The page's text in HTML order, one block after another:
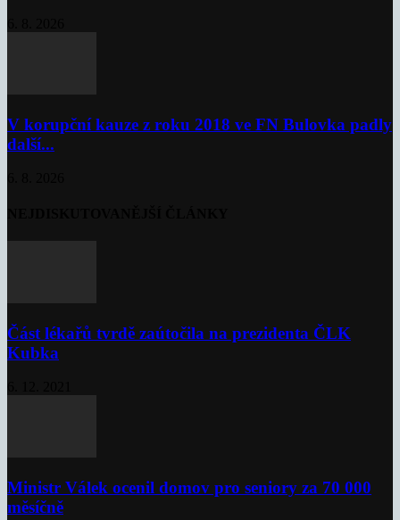
V korupční kauze z roku 2018 ve FN Bulovka padly
další...
Část lékařů tvrdě zaútočila na prezidenta ČLK
Kubka
Ministr Válek ocenil domov pro seniory za 70 000
měsíčně